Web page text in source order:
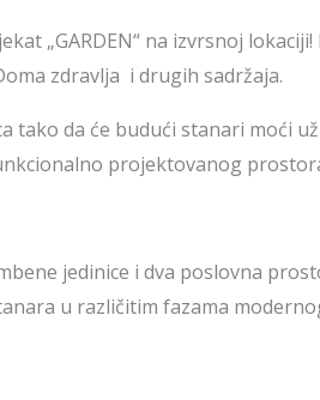
„GARDEN“ na izvrsnoj
zdravlja i drugih sadržaja.
tako da će budući stanari moći
projektovanog
jedinice i dva poslovna
u različitim fazama